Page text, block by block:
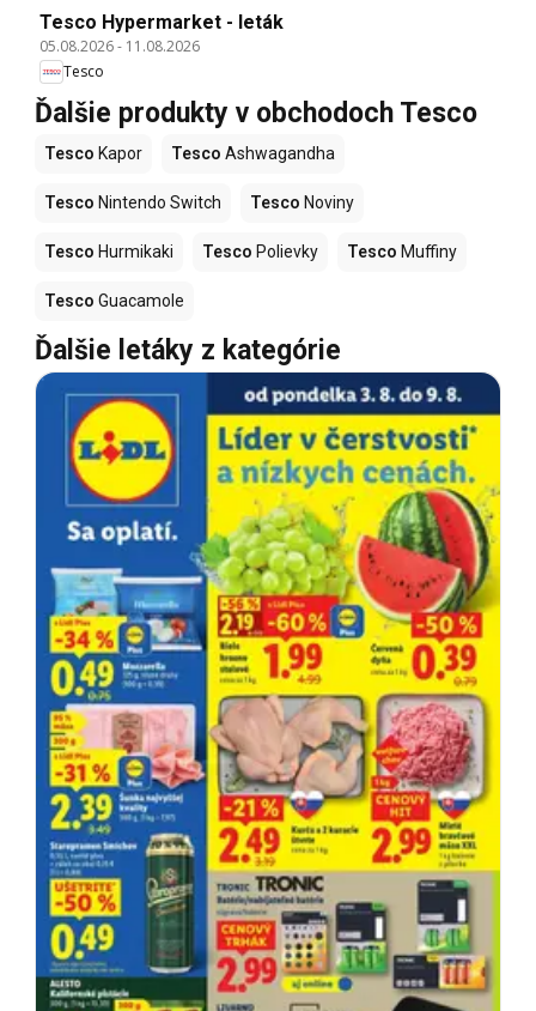
Tesco Hypermarket - leták
05.08.2026- 11.08.2026
Tesco
Ďalšie produkty v obchodoch Tesco
Tesco Kapor Tesco Ashwagandha
Tesco Nintendo Switch Tesco Noviny
Tesco Hurmikaki Tesco Polievky Tesco Muffiny
Tesco Guacamole
Ďalšie letáky z kategórie